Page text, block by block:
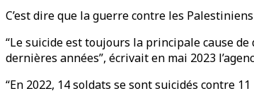
C’est dire que la guerre contre les
“Le suicide est toujours la principale cause
dernières années”, écrivait en mai 2023
“En 2022, 14 soldats se sont suicidés contre